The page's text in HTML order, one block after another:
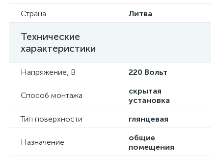
Страна
Литва
Технические
характеристики
Напряжение, В 220 Вольт
Способ монтажа
скрытая
установка
Тип поверхности
глянцевая
Назначение
общие
помещения